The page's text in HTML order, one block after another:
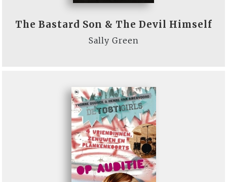
The Bastard Son & The Devil Himself
Sally Green